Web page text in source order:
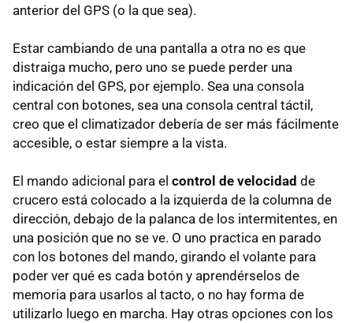
anterior del GPS (o la que sea).
Estar cambiando de una pantalla a otra no es que
distraiga mucho, pero uno se puede perder una
indicación del GPS, por ejemplo. Sea una consola
central con botones, sea una consola central táctil,
creo que el climatizador debería de ser más fácilmente
accesible, o estar siempre a la vista.
El mando adicional para el control de velocidad de
crucero está colocado a la izquierda de la columna de
dirección, debajo de la palanca de los intermitentes, en
una posición que no se ve. O uno practica en parado
con los botones del mando, girando el volante para
poder ver qué es cada botón y aprendérselos de
memoria para usarlos al tacto, o no hay forma de
utilizarlo luego en marcha. Hay otras opciones con los